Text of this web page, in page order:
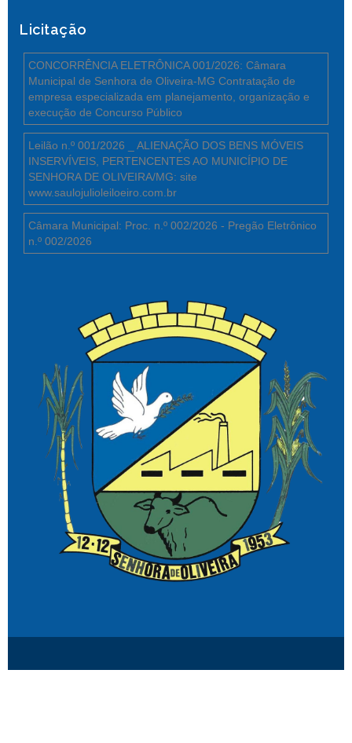
Licitação
CONCORRÊNCIA ELETRÔNICA 001/2026: Câmara
Municipal de Senhora de Oliveira-MG Contratação de
empresa especializada em planejamento, organização e
execução de Concurso Público
Leilão n.º 001/2026 _ ALIENAÇÃO DOS BENS MÓVEIS
INSERVÍVEIS, PERTENCENTES AO MUNICÍPIO DE
SENHORA DE OLIVEIRA/MG: site
www.saulojulioleiloeiro.com.br
Câmara Municipal: Proc. n.º 002/2026 - Pregão Eletrônico
n.º 002/2026